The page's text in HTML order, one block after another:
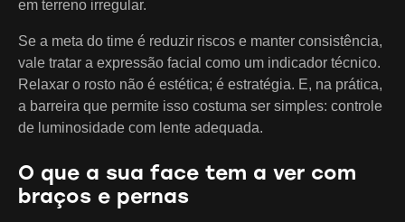
em terreno irregular.
Se a meta do time é reduzir riscos e manter consistência,
vale tratar a expressão facial como um indicador técnico.
Relaxar o rosto não é estética; é estratégia. E, na prática,
a barreira que permite isso costuma ser simples: controle
de luminosidade com lente adequada.
O que a sua face tem a ver com
braços e pernas